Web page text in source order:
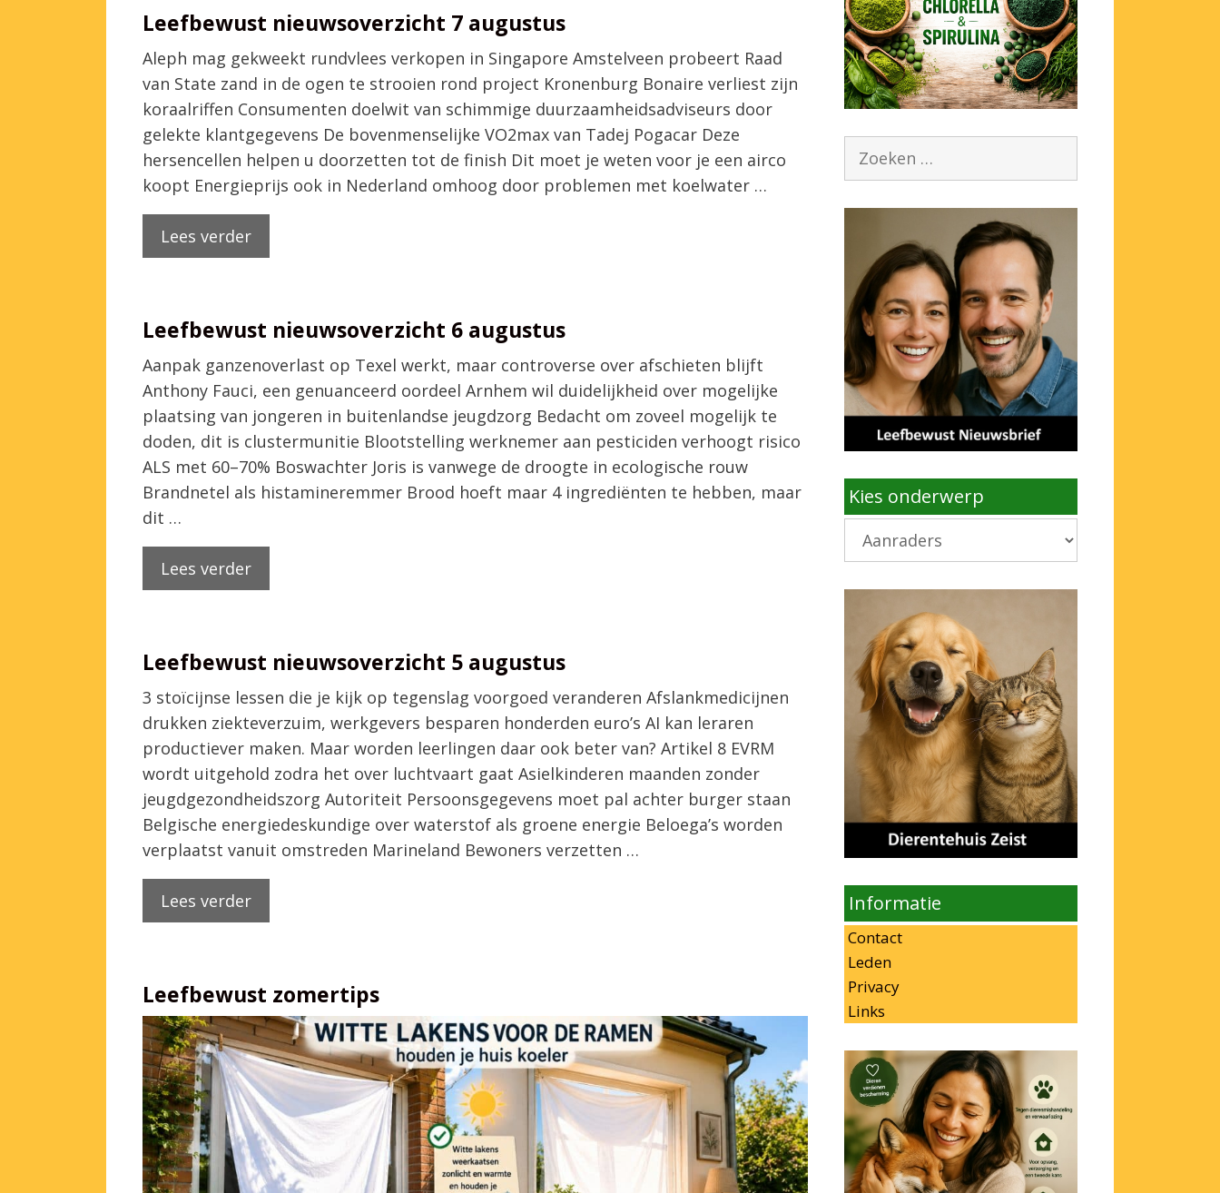
Leefbewust nieuwsoverzicht 7 augustus
Aleph mag gekweekt rundvlees verkopen in Singapore Amstelveen probeert Raad
van State zand in de ogen te strooien rond project Kronenburg Bonaire verliest zijn
koraalriffen Consumenten doelwit van schimmige duurzaamheidsadviseurs door
gelekte klantgegevens De bovenmenselijke VO2max van Tadej Pogacar Deze
hersencellen helpen u doorzetten tot de finish Dit moet je weten voor je een airco
koopt Energieprijs ook in Nederland omhoog door problemen met koelwater …
Lees verder
Leefbewust nieuwsoverzicht 6 augustus
Aanpak ganzenoverlast op Texel werkt, maar controverse over afschieten blijft
Anthony Fauci, een genuanceerd oordeel Arnhem wil duidelijkheid over mogelijke
plaatsing van jongeren in buitenlandse jeugdzorg Bedacht om zoveel mogelijk te
doden, dit is clustermunitie Blootstelling werknemer aan pesticiden verhoogt risico
ALS met 60–70% Boswachter Joris is vanwege de droogte in ecologische rouw
Brandnetel als histamineremmer Brood hoeft maar 4 ingrediënten te hebben, maar
dit …
Lees verder
Leefbewust nieuwsoverzicht 5 augustus
3 stoïcijnse lessen die je kijk op tegenslag voorgoed veranderen Afslankmedicijnen
drukken ziekteverzuim, werkgevers besparen honderden euro’s AI kan leraren
productiever maken. Maar worden leerlingen daar ook beter van? Artikel 8 EVRM
wordt uitgehold zodra het over luchtvaart gaat Asielkinderen maanden zonder
jeugdgezondheidszorg Autoriteit Persoonsgegevens moet pal achter burger staan
Belgische energiedeskundige over waterstof als groene energie Beloega’s worden
verplaatst vanuit omstreden Marineland Bewoners verzetten …
Lees verder
Leefbewust zomertips
Zoek
Kies onderwerp
Kies
Informatie
Contact
Leden
Privacy
Links